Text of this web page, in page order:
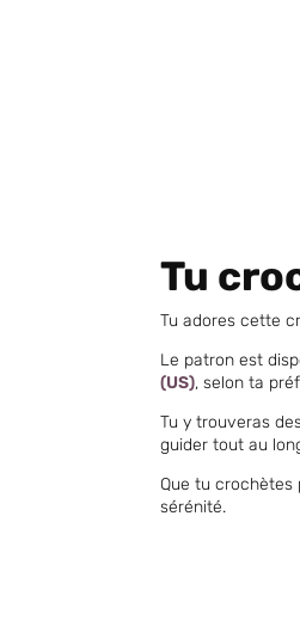
Tu
Tu adores cette
Le patron est
(US), selon ta
Tu y trouveras
guider tout au
Que tu
sérénité.